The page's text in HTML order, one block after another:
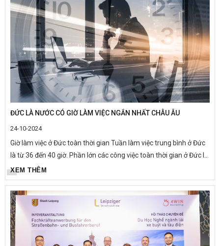
ĐỨC LÀ NƯỚC CÓ GIỜ LÀM VIỆC NGẮN NHẤT CHÂU ÂU
24-10-2024
Giờ làm việc ở Đức toàn thời gian Tuần làm việc trung bình ở Đức
là từ 36 đến 40 giờ. Phần lớn các công việc toàn thời gian ở Đức là
bảy hoặc tám giờ một ngày, năm ngày một tuần,...
XEM THÊM